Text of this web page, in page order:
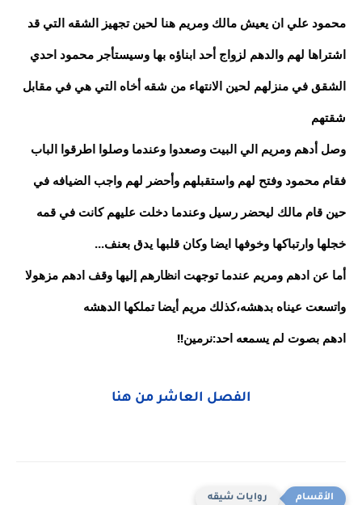
محمود علي ان يعيش مالك ومريم هنا لحين تجهيز الشقه التي قد
اشتراها لهم والدهم لزواج أحد ابناؤه بها وسيستأجر محمود احدي
الشقق في منزلهم لحين الانتهاء من شقه أخاه التي هي في مقابل
شقتهم
وصل أدهم ومريم الي البيت وصعدوا وعندما وصلوا اطرقوا الباب
فقام محمود وفتح لهم واستقبلهم وأحضر لهم واجب الضيافه في
حين قام مالك ليحضر رسيل وعندما دخلت عليهم كانت في قمه
خجلها وارتباكها وخوفها ايضا وكان قلبها يدق بعنف...
أما عن ادهم ومريم عندما توجهت انظارهم إليها وقف ادهم مزهولا
واتسعت عيناه بدهشه،كذلك مريم أيضا تملكها الدهشه
ادهم بصوت لم يسمعه احد:نرمين!!
الفصل العاشر من هنا
روايات شيقه